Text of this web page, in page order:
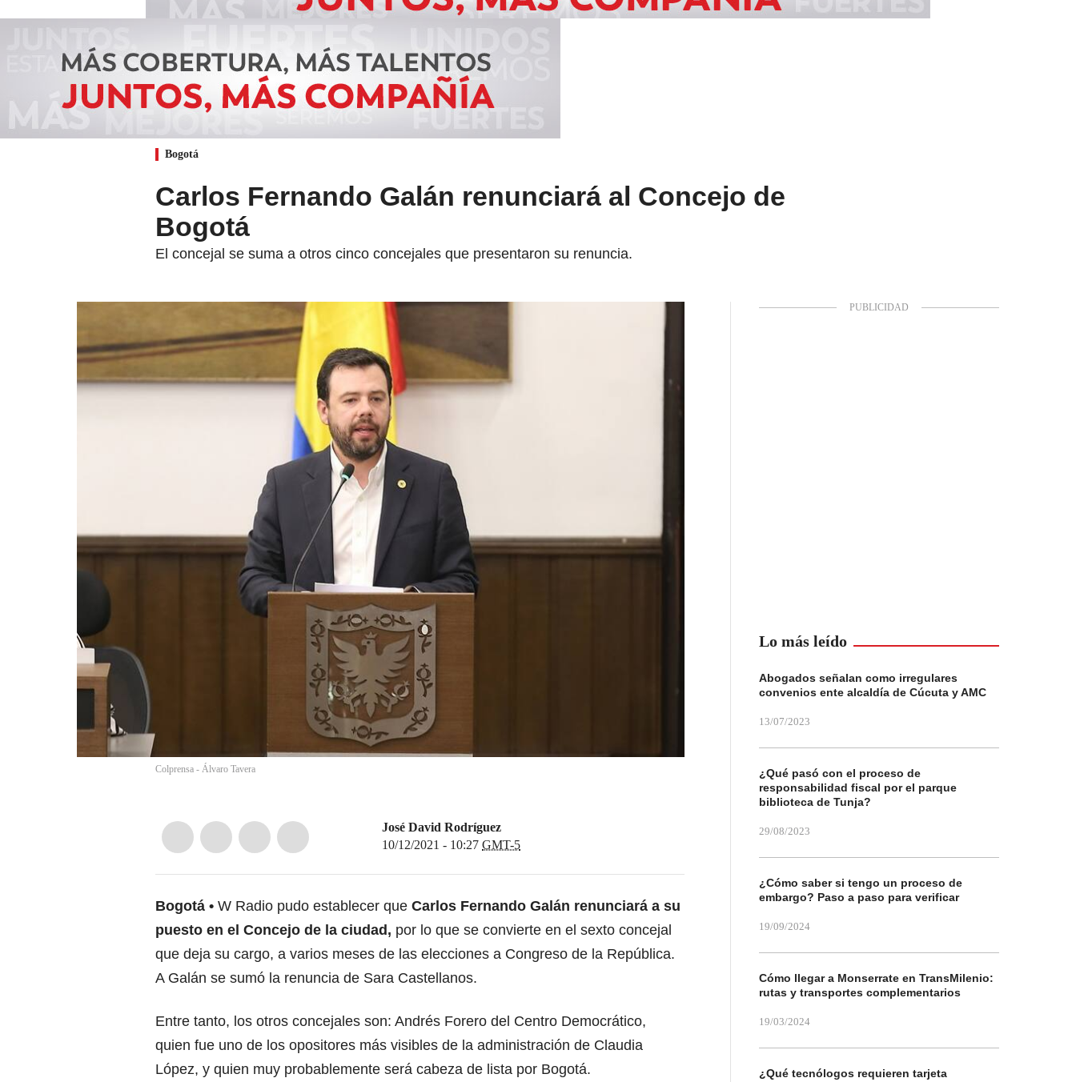
Bogotá
Carlos Fernando Galán renunciará al Concejo de
Bogotá
El concejal se suma a otros cinco concejales que presentaron su renuncia.
Colprensa - Álvaro Tavera
José David Rodríguez
10/12/2021 - 10:27 GMT-5
Bogotá W Radio pudo establecer que Carlos Fernando Galán renunciará a su
puesto en el Concejo de la ciudad, por lo que se convierte en el sexto concejal
que deja su cargo, a varios meses de las elecciones a Congreso de la República.
A Galán se sumó la renuncia de Sara Castellanos.
Entre tanto, los otros concejales son: Andrés Forero del Centro Democrático,
quien fue uno de los opositores más visibles de la administración de Claudia
López, y quien muy probablemente será cabeza de lista por Bogotá.
Lo más leído
Abogados señalan como irregulares
convenios ente alcaldía de Cúcuta y AMC
13/07/2023
¿Qué pasó con el proceso de
responsabilidad fiscal por el parque
biblioteca de Tunja?
29/08/2023
¿Cómo saber si tengo un proceso de
embargo? Paso a paso para verificar
19/09/2024
Cómo llegar a Monserrate en TransMilenio:
rutas y transportes complementarios
19/03/2024
¿Qué tecnólogos requieren tarjeta